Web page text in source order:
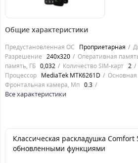
1249 грн.
Общие характеристики
Предустановленная ОС Проприетарная
Разрешение 240x320 Оперативная
память, ГБ 0,032 Количество SIM-карт 2
Процессор MediaTek MTK6261D
Фронтальная камера, Мп 0.3
Все характеристики
Классическая раскладушка Comfort
обновленными функциями